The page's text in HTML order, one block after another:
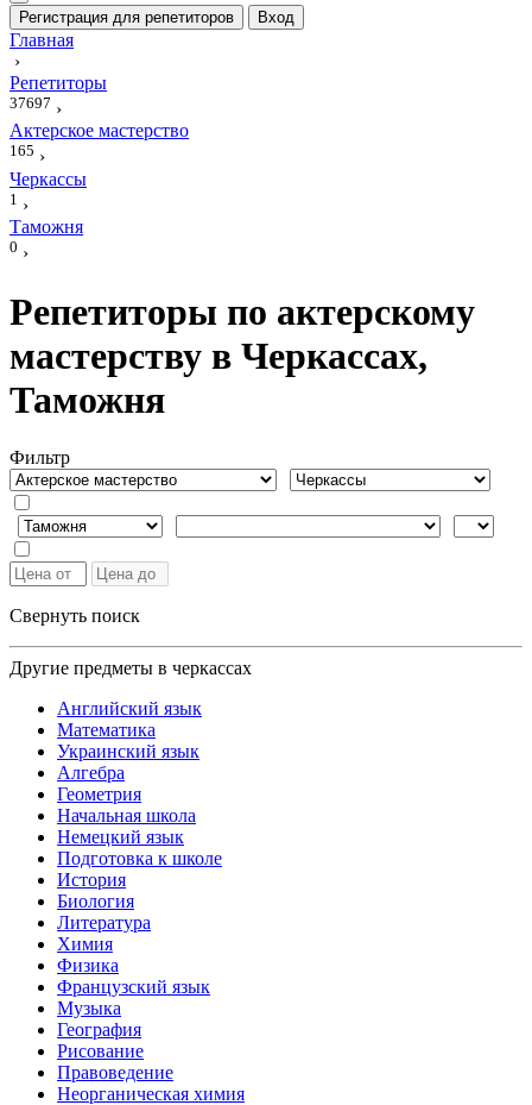
Регистрация для репетиторов Вход
Главная
›
Репетиторы
37697 ›
Актерское мастерство
165 ›
Черкассы
1 ›
Таможня
0 ›
Репетиторы по актерскому
мастерству в Черкассах,
Таможня
Фильтр
Свернуть поиск
Другие предметы в черкассах
Английский язык
Математика
Украинский язык
Алгебра
Геометрия
Начальная школа
Немецкий язык
Подготовка к школе
История
Биология
Литература
Химия
Физика
Французский язык
Музыка
География
Рисование
Правоведение
Неорганическая химия